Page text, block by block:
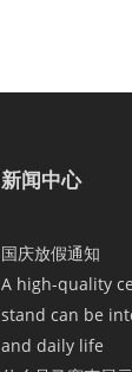
新闻中心
国庆放假通知
A high-quality
stand can be
and daily life